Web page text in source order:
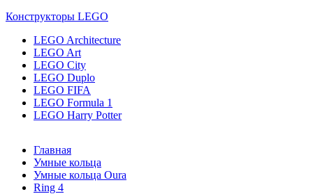
Конструкторы LEGO
LEGO Architecture
LEGO Art
LEGO City
LEGO Duplo
LEGO FIFA
LEGO Formula 1
LEGO Harry Potter
Главная
Умные кольца
Умные кольца Oura
Ring 4